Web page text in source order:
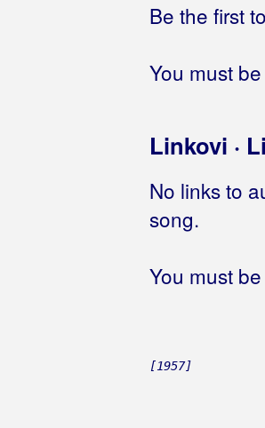
Be the first
You must
Linkovi ·
No links to
song.
You must
[1957]